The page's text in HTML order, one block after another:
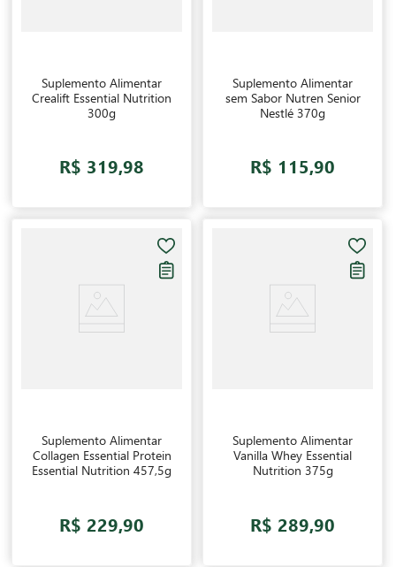
Suplemento Alimentar
Crealift Essential Nutrition
300g
R$ 319,98
Suplemento Alimentar
sem Sabor Nutren Senior
Nestlé 370g
R$ 115,90
Suplemento Alimentar
Collagen Essential Protein
Essential Nutrition 457,5g
R$ 229,90
Suplemento Alimentar
Vanilla Whey Essential
Nutrition 375g
R$ 289,90